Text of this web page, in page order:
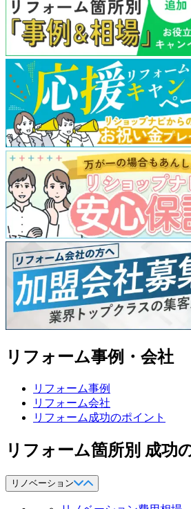
リフォーム事例・会社
リフォーム事例
リフォーム会社
リフォーム成功のポイント
リフォーム箇所別 成功
リノベーション